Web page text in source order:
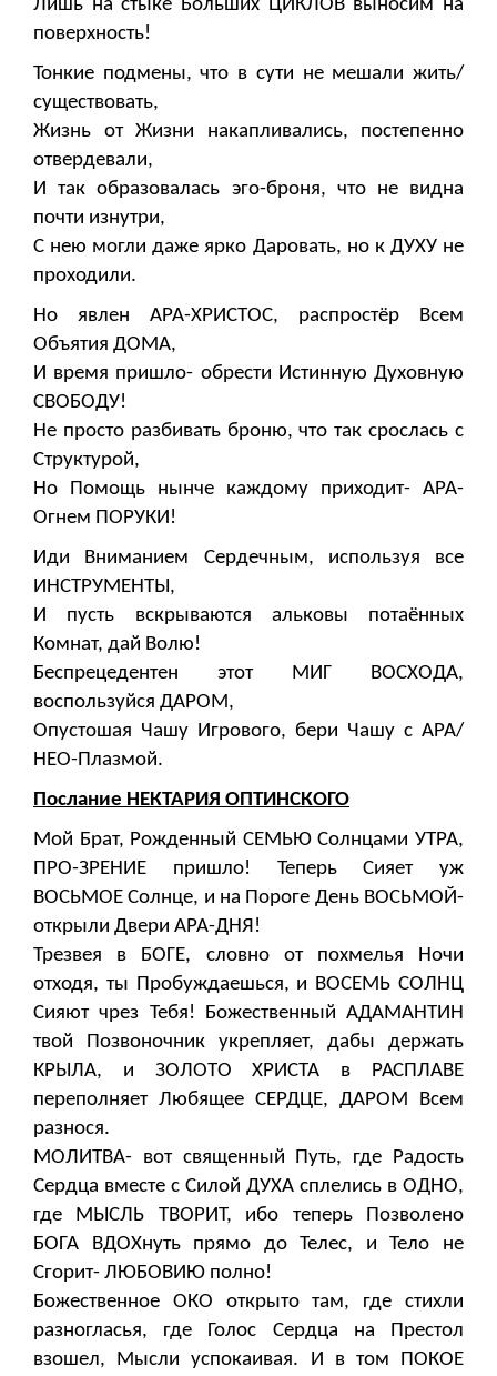
Лишь на стыке Больших ЦИКЛОВ выносим на
поверхность!
Тонкие подмены, что в сути не мешали жить/
существовать,
Жизнь от Жизни накапливались, постепенно
отвердевали,
И так образовалась эго-броня, что не видна
почти изнутри,
С нею могли даже ярко Даровать, но к ДУХУ не
проходили.
Но явлен АРА-ХРИСТОС, распростёр Всем
Объятия ДОМА,
И время пришло- обрести Истинную Духовную
СВОБОДУ!
Не просто разбивать броню, что так срослась с
Структурой,
Но Помощь нынче каждому приходит- АРА-
Огнем ПОРУКИ!
Иди Вниманием Сердечным, используя все
ИНСТРУМЕНТЫ,
И пусть вскрываются альковы потаённых
Комнат, дай Волю!
Беспрецедентен этот МИГ ВОСХОДА,
воспользуйся ДАРОМ,
Опустошая Чашу Игрового, бери Чашу с АРА/
НЕО-Плазмой.
Послание НЕКТАРИЯ ОПТИНСКОГО
Мой Брат, Рожденный СЕМЬЮ Солнцами УТРА,
ПРО-ЗРЕНИЕ пришло! Теперь Сияет уж
ВОСЬМОЕ Солнце, и на Пороге День ВОСЬМОЙ-
открыли Двери АРА-ДНЯ!
Трезвея в БОГЕ, словно от похмелья Ночи
отходя, ты Пробуждаешься, и ВОСЕМЬ СОЛНЦ
Сияют чрез Тебя! Божественный АДАМАНТИН
твой Позвоночник укрепляет, дабы держать
КРЫЛА, и ЗОЛОТО ХРИСТА в РАСПЛАВЕ
переполняет Любящее СЕРДЦЕ, ДАРОМ Всем
разнося.
МОЛИТВА- вот священный Путь, где Радость
Сердца вместе с Силой ДУХА сплелись в ОДНО,
где МЫСЛЬ ТВОРИТ, ибо теперь Позволено
БОГА ВДОХнуть прямо до Телес, и Тело не
Сгорит- ЛЮБОВИЮ полно!
Божественное ОКО открыто там, где стихли
разногласья, где Голос Сердца на Престол
взошел, Мысли успокаивая. И в том ПОКОЕ